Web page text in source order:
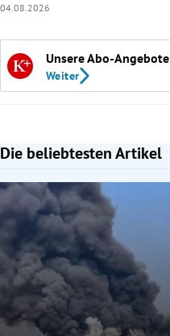
04.08.2026
Unsere Abo-Angebote
Weiter
Die beliebtesten Artikel
Slide 1 von 7